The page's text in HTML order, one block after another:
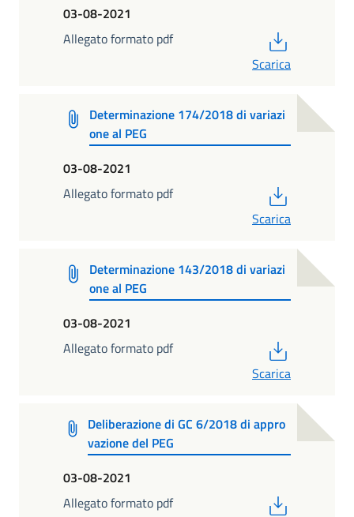
03-08-2021
Allegato formato pdf
Scarica
Determinazione 174/2018 di variazi
one al PEG
03-08-2021
Allegato formato pdf
Scarica
Determinazione 143/2018 di variazi
one al PEG
03-08-2021
Allegato formato pdf
Scarica
Deliberazione di GC 6/2018 di appro
vazione del PEG
03-08-2021
Allegato formato pdf